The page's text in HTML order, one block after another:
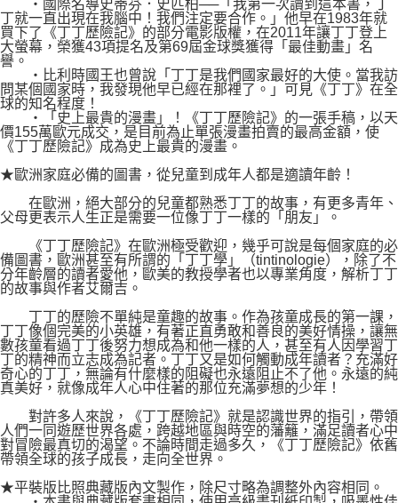
‧國際名導史蒂芬．史匹柏──「我第一次讀到這本書，丁
丁就一直出現在我腦中！我們注定要合作。」他早在1983年就
買下了《丁丁歷險記》的部分電影版權，在2011年讓丁丁登上
大螢幕，榮獲43項提名及第69屆金球獎獲得「最佳動畫」名
譽。
‧比利時國王也曾說「丁丁是我們國家最好的大使。當我訪
問某個國家時，我發現他早已經在那裡了。」可見《丁丁》在全
球的知名程度！
‧「史上最貴的漫畫」！《丁丁歷險記》的一張手稿，以天
價155萬歐元成交，是目前為止單張漫畫拍賣的最高金額，使
《丁丁歷險記》成為史上最貴的漫畫。
★歐洲家庭必備的圖書，從兒童到成年人都是適讀年齡！
在歐洲，絕大部分的兒童都熟悉丁丁的故事，有更多青年、
父母更表示人生正是需要一位像丁丁一樣的「朋友」。
《丁丁歷險記》在歐洲極受歡迎，幾乎可說是每個家庭的必
備圖書，歐洲甚至有所謂的「丁丁學」（tintinologie），除了不
分年齡層的讀者愛他，歐美的教授學者也以專業角度，解析丁丁
的故事與作者艾爾吉。
丁丁的歷險不單純是童趣的故事。作為孩童成長的第一課，
丁丁像個完美的小英雄，有著正直勇敢和善良的美好情操，讓無
數孩童看過丁丁後努力想成為和他一樣的人，甚至有人因學習丁
丁的精神而立志成為記者。丁丁又是如何觸動成年讀者？充滿好
奇心的丁丁，無論有什麼樣的阻礙也永遠阻止不了他。永遠的純
真美好，就像成年人心中住著的那位充滿夢想的少年！
對許多人來說，《丁丁歷險記》就是認識世界的指引，帶領
人們一同遊歷世界各處，跨越地區與時空的藩籬，滿足讀者心中
對冒險最真切的渴望。不論時間走過多久，《丁丁歷險記》依舊
帶領全球的孩子成長，走向全世界。
★平裝版比照典藏版內文製作，除尺寸略為調整外內容相同。